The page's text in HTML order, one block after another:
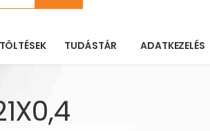
TUDÁSTÁR ADATKEZELÉS